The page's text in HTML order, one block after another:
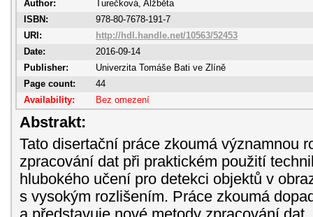
Author:
Turečková, Alžběta
ISBN:
978-80-7678-191-7
URI:
http://hdl.handle.net/10563/52453
Date:
2016-09-14
Publisher:
Univerzita Tomáše Bati ve Zlíně
Page count:
44
Availability:
Bez omezení
Abstrakt:
Tato disertační práce zkoumá významnou
zpracování dat při praktickém použití
hlubokého učení pro detekci objektů v
s vysokým rozlišením. Práce zkoumá